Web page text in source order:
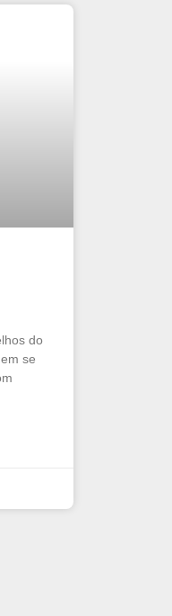
do
se